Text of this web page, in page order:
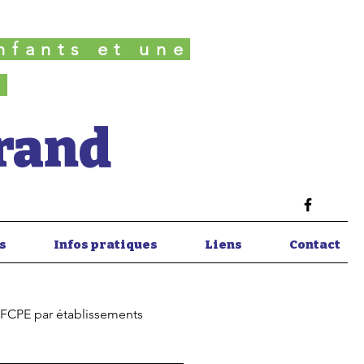
et une
Infos pratiques Liens Contact
par établissements